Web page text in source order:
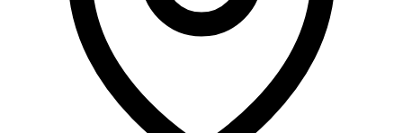
Чернівецька область
Чернігівська область
Особи відповідальні за контактування з
питань укладення договорів
Вивчаємо жестову мову